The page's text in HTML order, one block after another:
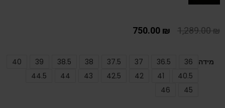
1,289.00₪
750.00 ₪
מידה 36
36.5
37
37.5
38
38.5
39
40
40.5
41
42
42.5
43
44
44.5
45
46